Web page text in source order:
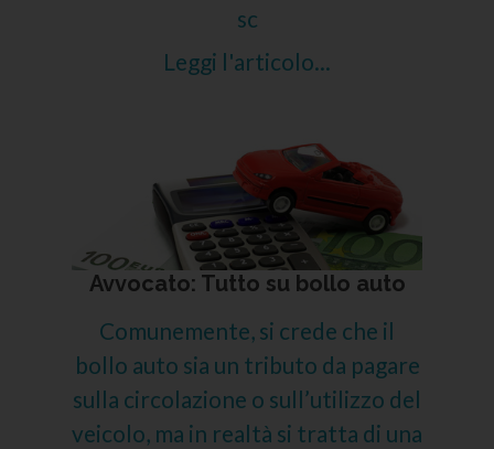
sc
Leggi l'articolo...
Avvocato: Tutto su bollo auto
Comunemente, si crede che il
bollo auto sia un tributo da pagare
sulla circolazione o sull’utilizzo del
veicolo, ma in realtà si tratta di una